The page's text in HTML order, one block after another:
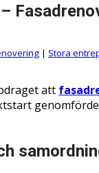
| Stora
att